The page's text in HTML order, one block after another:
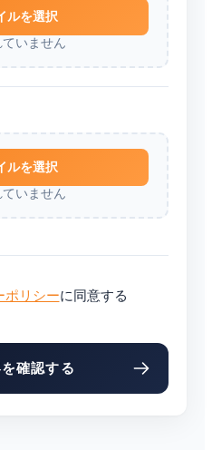
ルを選択
いません
ルを選択
いません
ポリシーに同意する
確認する